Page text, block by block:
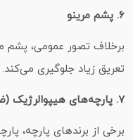
6. پشم مرینو
برخلاف تصور عمومی، پشم
تعریق زیاد جلوگیری می‌کند.
7. پارچه‌های هیپوالرژیک (ضد حساسیت) تخصصی
برخی از برندهای پارچه‌،